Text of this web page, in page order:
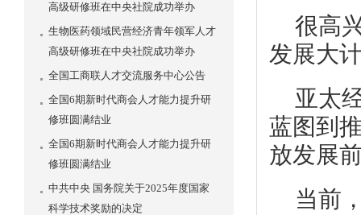
高级研修班在中央社院成功举办
生物医药领域民营经济青年领军人才
高级研修班在中央社院成功举办
全国工商联人才交流服务中心公告
全国6期新时代商会人才能力提升研
修班圆满结业
全国6期新时代商会人才能力提升研
修班圆满结业
中共中央 国务院关于2025年度国家
科学技术奖励的决定
很高
发展大
亚太
蓝图到
放发展
当前